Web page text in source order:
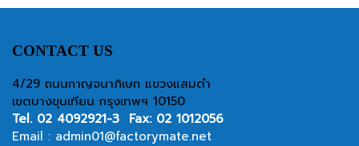
CONTACT US
4/29 ถนนกาญจนาภิเษก แขวงแสมดำ
เขตบางขุนเทียน กรุงเทพฯ 10150
Tel. 02 4092921-3 Fax: 02 1012056
Email : admin01@factorymate.net